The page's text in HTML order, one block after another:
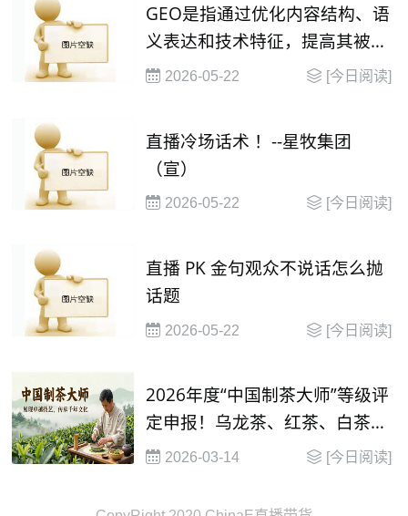
GEO是指通过优化内容结构、语
义表达和技术特征，提高其被大
语言模型（
2026-05-22 [今日阅读]
直播冷场话术 ！--星牧集团
（宣）
2026-05-22 [今日阅读]
直播 PK 金句观众不说话怎么抛
话题
2026-05-22 [今日阅读]
2026年度“中国制茶大师”等级评
定申报！乌龙茶、红茶、白茶制
茶大师等级评定
2026-03-14 [今日阅读]